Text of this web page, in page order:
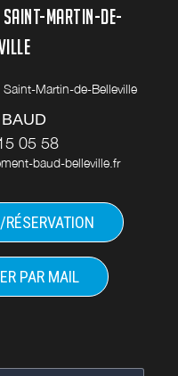
MARTIN-DE-
Saint-Martin-de-Belleville
05 58
baud-belleville.fr
PAR MAIL